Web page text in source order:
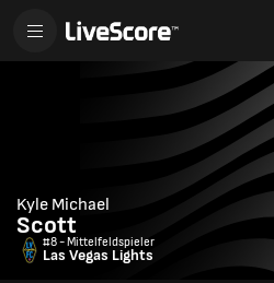
Kyle Michael
Scott
#8 - Mittelfeldspieler
Las Vegas Lights